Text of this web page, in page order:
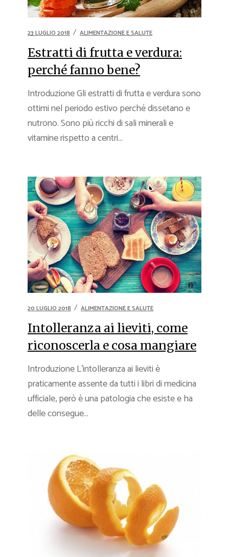
23 LUGLIO 2018 ALIMENTAZIONE E SALUTE
Estratti di frutta e verdura:
perché fanno bene?
Introduzione Gli estratti di frutta e verdura sono
ottimi nel periodo estivo perché dissetano e
nutrono. Sono più ricchi di sali minerali e
vitamine rispetto a centri...
20 LUGLIO 2018 ALIMENTAZIONE E SALUTE
Intolleranza ai lieviti, come
riconoscerla e cosa mangiare
Introduzione L’intolleranza ai lieviti è
praticamente assente da tutti i libri di medicina
ufficiale, però è una patologia che esiste e ha
delle consegue...